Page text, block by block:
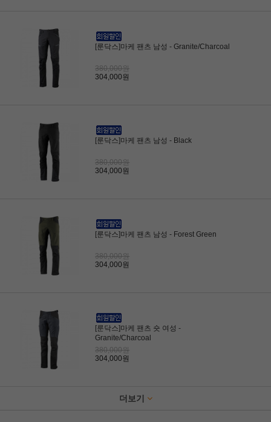
[룬닥스]마케 팬츠 남성 - Granite/Charcoal
380,000원
304,000원
[룬닥스]마케 팬츠 남성 - Black
380,000원
304,000원
[룬닥스]마케 팬츠 남성 - Forest Green
380,000원
304,000원
[룬닥스]마케 팬츠 숏 여성 -
Granite/Charcoal
380,000원
304,000원
더보기